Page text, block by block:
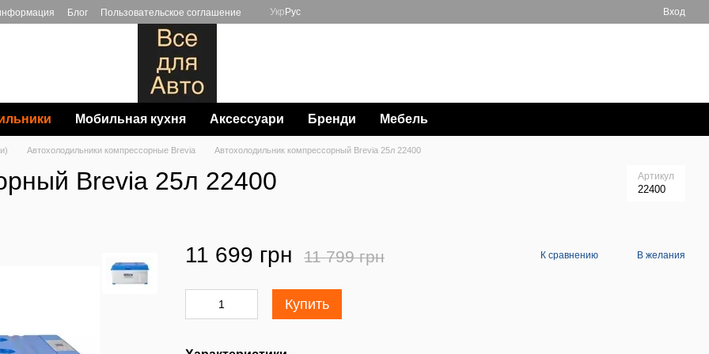
Блог Пользовательское соглашение Укр Рус Вход
Мобильная кухня Аксессуари Бренди Мебель
Автохолодильники компрессорные Brevia Автохолодильник компрессорный Brevia 25л 22400
Brevia 25л 22400 Артикул
22400
11 699 грн 11 799 грн К сравнению В желания
Купить